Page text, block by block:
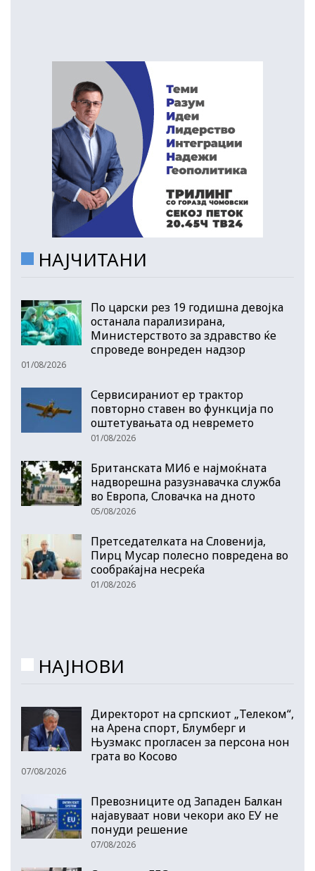
НАЈЧИТАНИ
По царски рез 19 годишна девојка
останала парализирана,
Министерството за здравство ќе
спроведе вонреден надзор
01/08/2026
Сервисираниот ер трактор
повторно ставен во функција по
оштетувањата од невремето
01/08/2026
Британската МИ6 е најмоќната
надворешна разузнавачка служба
во Европа, Словачка на дното
05/08/2026
Претседателката на Словенија,
Пирц Мусар полесно повредена во
сообраќајна несреќа
01/08/2026
НАЈНОВИ
Директорот на српскиот „Телеком“,
на Арена спорт, Блумберг и
Њузмакс прогласен за персона нон
грата во Косово
07/08/2026
Превозниците од Западен Балкан
најавуваат нови чекори ако ЕУ не
понуди решение
07/08/2026